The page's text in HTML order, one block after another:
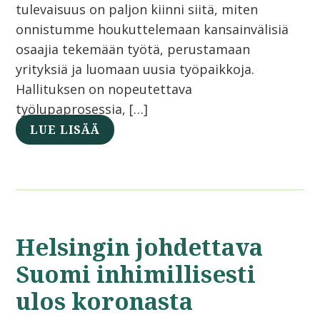
tulevaisuus on paljon kiinni siitä, miten
onnistumme houkuttelemaan kansainvälisiä
osaajia tekemään työtä, perustamaan
yrityksiä ja luomaan uusia työpaikkoja.
Hallituksen on nopeutettava
työlupaprosessia, […]
LUE LISÄÄ
Helsingin johdettava
Suomi inhimillisesti
ulos koronasta